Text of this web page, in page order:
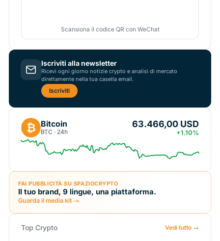
Scansiona il codice QR con WeChat
Iscriviti alla newsletter
Ricevi ogni giorno notizie crypto e analisi di mercato
direttamente nella tua casella email.
Iscriviti
₿ Bitcoin
BTC · 24h
63.466,00 USD
+1.10%
FAI PUBBLICITÀ SU SPAZIOCRYPTO
Il tuo brand, 9 lingue, una piattaforma.
Guarda il media kit →
Top Crypto Vedi tutto →